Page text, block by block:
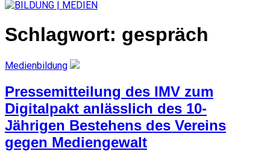
Schlagwort: gespräch
Medienbildung
Pressemitteilung des IMV zum
Digitalpakt anlässlich des 10-
Jährigen Bestehens des Vereins
gegen Mediengewalt